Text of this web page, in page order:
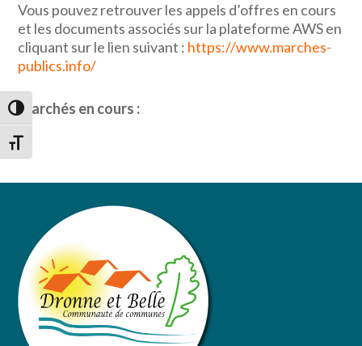
Passer en contraste élevé
Changer la taille de la police
Vous pouvez retrouver les appels d’offres en cours
et les documents associés sur la plateforme AWS en
cliquant sur le lien suivant : https://www.marches-
publics.info/
Marchés en cours :